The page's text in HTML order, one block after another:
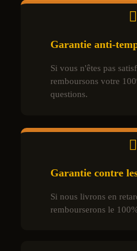
Garantie anti-
Si vous n'êtes pas
remboursons votre
questions.
Garantie contre
Si nous livrons en
rembourserons le